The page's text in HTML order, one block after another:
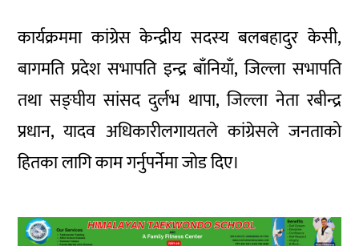
कार्यक्रममा कांग्रेस केन्द्रीय सदस्य बलबहादुर केसी,
बागमति प्रदेश सभापति इन्द्र बाँनियाँ, जिल्ला सभापति
तथा सङ्घीय सांसद दुर्लभ थापा, जिल्ला नेता रबीन्द्र
प्रधान, यादव अधिकारीलगायतले कांग्रेसले जनताको
हितका लागि काम गर्नुपर्नेमा जोड दिए।